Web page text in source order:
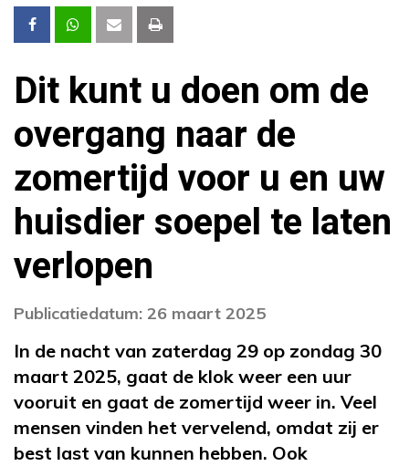
Dit kunt u doen om de
overgang naar de
zomertijd voor u en uw
huisdier soepel te laten
verlopen
Publicatiedatum: 26 maart 2025
In de nacht van zaterdag 29 op zondag 30
maart 2025, gaat de klok weer een uur
vooruit en gaat de zomertijd weer in. Veel
mensen vinden het vervelend, omdat zij er
best last van kunnen hebben. Ook